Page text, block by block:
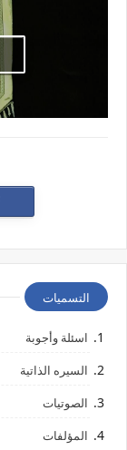
التسميات
اسئلة وأجوبة
السيره الذاتية
الصوتيات
المؤلفات